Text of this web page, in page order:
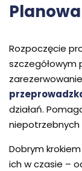
Rozpoczęcie
szczegółowym
działań.
niepotrzebnych
Dobrym
ich w czasie –